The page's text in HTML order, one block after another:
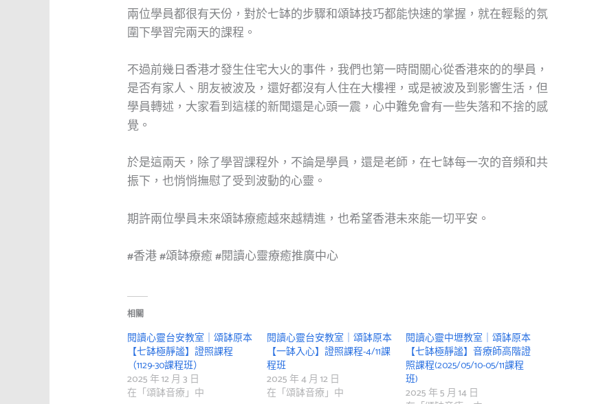
兩位學員都很有天份，對於七缽的步驟和頌缽技巧都能快速的掌握，就在輕鬆的氛
圍下學習完兩天的課程。
不過前幾日香港才發生住宅大火的事件，我們也第一時間關心從香港來的的學員，
是否有家人、朋友被波及，還好都沒有人住在大樓裡，或是被波及到影響生活，但
學員轉述，大家看到這樣的新聞還是心頭一震，心中難免會有一些失落和不捨的感
覺。
於是這兩天，除了學習課程外，不論是學員，還是老師，在七缽每一次的音頻和共
振下，也悄悄撫慰了受到波動的心靈。
期許兩位學員未來頌缽療癒越來越精進，也希望香港未來能一切平安。
#香港 #頌缽療癒 #閱讀心靈療癒推廣中心
相關
閱讀心靈台安教室｜頌缽原本
【七缽極靜謐】證照課程
（1129-30課程班）
2025 年 12 月 3 日
在「頌缽音療」中
閱讀心靈台安教室｜頌缽原本
【一缽入心】證照課程-4/11課
程班
2025 年 4 月 12 日
在「頌缽音療」中
閱讀心靈中壢教室｜頌缽原本
【七缽極靜謐】音療師高階證
照課程(2025/05/10-05/11課程
班)
2025 年 5 月 14 日